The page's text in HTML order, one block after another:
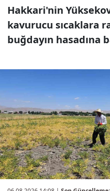
Hakkari'nin
kavurucu sıcaklara
buğdayın hasadına